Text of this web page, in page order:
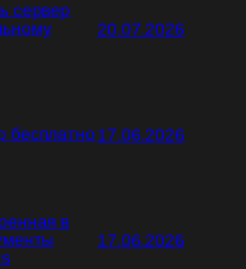
сервер
20.07.2026
бесплатно17.06.2026
в
17.06.2026